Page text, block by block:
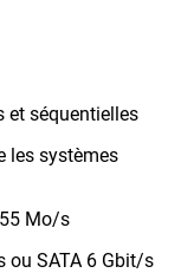
et séquentielles
les systèmes
Mo/s
ou SATA 6 Gbit/s